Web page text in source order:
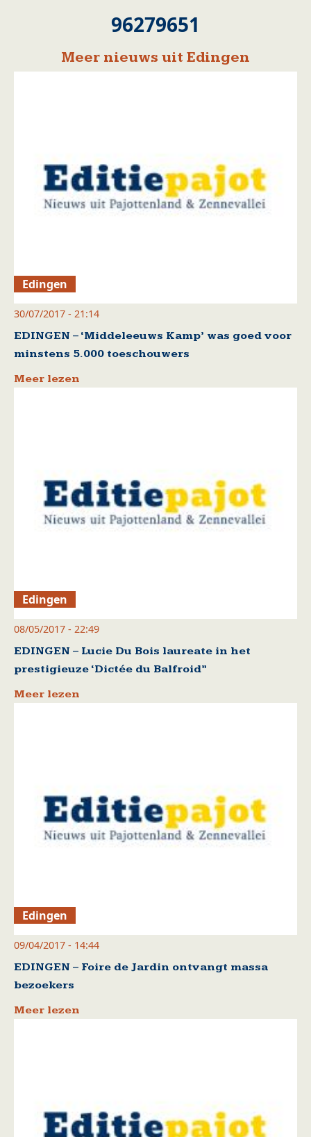
96279651
Meer nieuws uit Edingen
Edingen
30/07/2017 - 21:14
EDINGEN – ‘Middeleeuws Kamp’ was goed voor
minstens 5.000 toeschouwers
Meer lezen
Edingen
08/05/2017 - 22:49
EDINGEN – Lucie Du Bois laureate in het
prestigieuze ‘Dictée du Balfroid”
Meer lezen
Edingen
09/04/2017 - 14:44
EDINGEN – Foire de Jardin ontvangt massa
bezoekers
Meer lezen